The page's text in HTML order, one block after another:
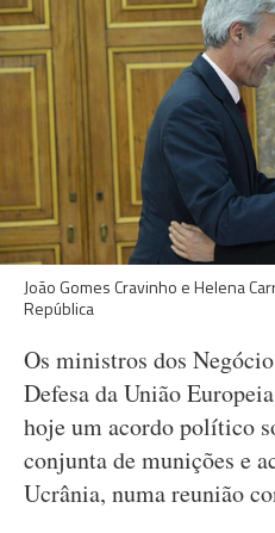
João Gomes Cravinho e Helena
República
Os ministros dos
Defesa da União
hoje um acordo político
conjunta de munições e
Ucrânia, numa reunião